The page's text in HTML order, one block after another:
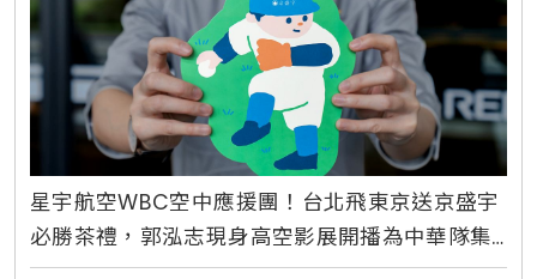
星宇航空WBC空中應援團！台北飛東京送京盛宇
必勝茶禮，郭泓志現身高空影展開播為中華隊集
氣